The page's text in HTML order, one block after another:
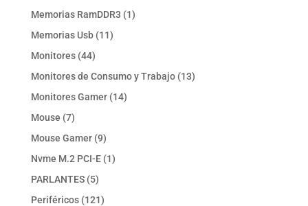
Memorias RamDDR3 11
Memorias Usb 1111
Monitores 4444
productos
Monitores de Consumo y Trabajo 1313
Monitores Gamer 1414
Mouse 77
productos
Mouse Gamer 99
productos
Nvme M.2 PCI-E 11
PARLANTES 55
productos
Periféricos 121121